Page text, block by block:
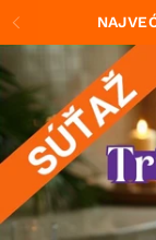
Preskočiť na obsah
Predchádzajúce